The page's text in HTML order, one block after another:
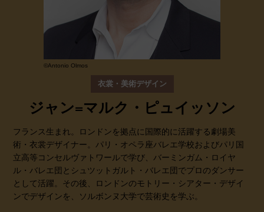
©Antonio Olmos
衣裳・美術デザイン
ジャン=マルク・ピュイッソン
フランス生まれ。ロンドンを拠点に国際的に活躍する劇場美
術・衣裳デザイナー。パリ・オペラ座バレエ学校およびパリ国
立高等コンセルヴァトワールで学び、バーミンガム・ロイヤ
ル・バレエ団とシュツットガルト・バレエ団でプロのダンサー
として活躍。その後、ロンドンのモトリー・シアター・デザイ
ンでデザインを、ソルボンヌ大学で芸術史を学ぶ。